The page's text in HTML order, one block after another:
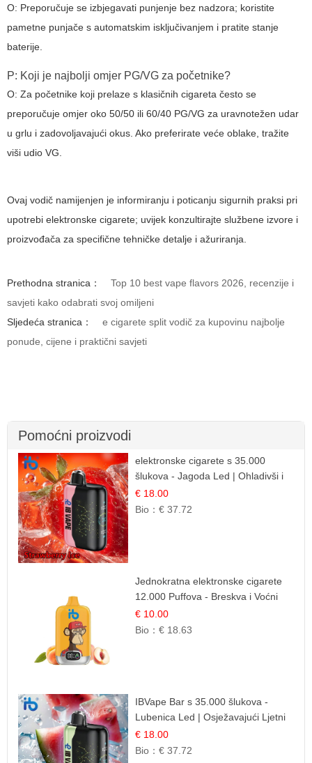
O: Preporučuje se izbjegavati punjenje bez nadzora; koristite
pametne punjače s automatskim isključivanjem i pratite stanje
baterije.
P: Koji je najbolji omjer PG/VG za početnike?
O: Za početnike koji prelaze s klasičnih cigareta često se
preporučuje omjer oko 50/50 ili 60/40 PG/VG za uravnotežen udar
u grlu i zadovoljavajući okus. Ako preferirate veće oblake, tražite
viši udio VG.
Ovaj vodič namijenjen je informiranju i poticanju sigurnih praksi pri
upotrebi elektronske cigarete; uvijek konzultirajte službene izvore i
proizvođača za specifične tehničke detalje i ažuriranja.
Prethodna stranica：
Top 10 best vape flavors 2026, recenzije i
savjeti kako odabrati svoj omiljeni
Sljedeća stranica：
e cigarete split vodič za kupovinu najbolje
ponude, cijene i praktični savjeti
Pomoćni proizvodi
elektronske cigarete s 35.000
šlukova - Jagoda Led | Ohladivši i
Osježavajući Okus
€ 18.00
Bio：€ 37.72
Jednokratna elektronske cigarete
12.000 Puffova - Breskva i Voćni
Sok | Osježavajuća Voćna
Mješavina
€ 10.00
Bio：€ 18.63
IBVape Bar s 35.000 šlukova -
Lubenica Led | Osježavajući Ljetni
Okus
€ 18.00
Bio：€ 37.72